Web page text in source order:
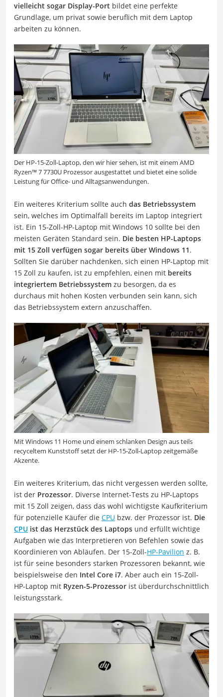
vielleicht sogar Display-Port bildet eine perfekte
Grundlage, um privat sowie beruflich mit dem Laptop
arbeiten zu können.
Der HP-15-Zoll-Laptop, den wir hier sehen, ist mit einem AMD
Ryzen™ 7 7730U Prozessor ausgestattet und bietet eine solide
Leistung für Office- und Alltagsanwendungen.
Ein weiteres Kriterium sollte auch das Betriebssystem
sein, welches im Optimalfall bereits im Laptop integriert
ist. Ein 15-Zoll-HP-Laptop mit Windows 10 sollte bei den
meisten Geräten Standard sein. Die besten HP-Laptops
mit 15 Zoll verfügen sogar bereits über Windows 11.
Sollten Sie darüber nachdenken, sich einen HP-Laptop mit
15 Zoll zu kaufen, ist zu empfehlen, einen mit bereits
integriertem Betriebssystem zu besorgen, da es
durchaus mit hohen Kosten verbunden sein kann, sich
das Betriebssystem extern anzuschaffen.
Mit Windows 11 Home und einem schlanken Design aus teils
recyceltem Kunststoff setzt der HP-15-Zoll-Laptop zeitgemäße
Akzente.
Ein weiteres Kriterium, das nicht vergessen werden sollte,
ist der Prozessor. Diverse Internet-Tests zu HP-Laptops
mit 15 Zoll zeigen, dass das wohl wichtigste Kaufkriterium
für potenzielle Käufer die CPU bzw. der Prozessor ist. Die
CPU ist das Herzstück des Laptops und erfüllt wichtige
Aufgaben wie das Interpretieren von Befehlen sowie das
Koordinieren von Abläufen. Der 15-Zoll-HP-Pavilion z. B.
ist für seine besonders starken Prozessoren bekannt, wie
beispielsweise den Intel Core i7. Aber auch ein 15-Zoll-
HP-Laptop mit Ryzen-5-Prozessor ist überdurchschnittlich
leistungsstark.